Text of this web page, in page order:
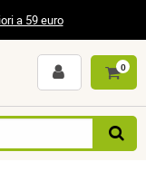
a 59 euro
0